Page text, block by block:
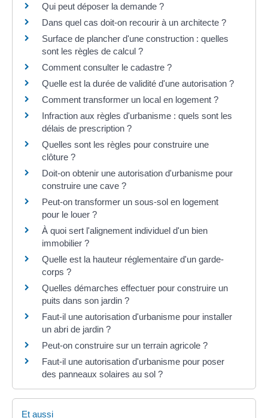
Qui peut déposer la demande ?
Dans quel cas doit-on recourir à un architecte ?
Surface de plancher d'une construction : quelles
sont les règles de calcul ?
Comment consulter le cadastre ?
Quelle est la durée de validité d'une autorisation ?
Comment transformer un local en logement ?
Infraction aux règles d'urbanisme : quels sont les
délais de prescription ?
Quelles sont les règles pour construire une
clôture ?
Doit-on obtenir une autorisation d'urbanisme pour
construire une cave ?
Peut-on transformer un sous-sol en logement
pour le louer ?
À quoi sert l'alignement individuel d'un bien
immobilier ?
Quelle est la hauteur réglementaire d'un garde-
corps ?
Quelles démarches effectuer pour construire un
puits dans son jardin ?
Faut-il une autorisation d'urbanisme pour installer
un abri de jardin ?
Peut-on construire sur un terrain agricole ?
Faut-il une autorisation d'urbanisme pour poser
des panneaux solaires au sol ?
Et aussi